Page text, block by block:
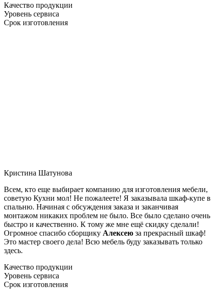
Качество продукции
Уровень сервиса
Срок изготовления
Кристина Шатунова
Всем, кто еще выбирает компанию для изготовления мебели,
советую Кухни мол! Не пожалеете! Я заказывала шкаф-купе в
спальню. Начиная с обсуждения заказа и заканчивая
монтажом никаких проблем не было. Все было сделано очень
быстро и качественно. К тому же мне ещё скидку сделали!
Огромное спасибо сборщику Алексею за прекрасный шкаф!
Это мастер своего дела! Всю мебель буду заказывать только
здесь.
Качество продукции
Уровень сервиса
Срок изготовления